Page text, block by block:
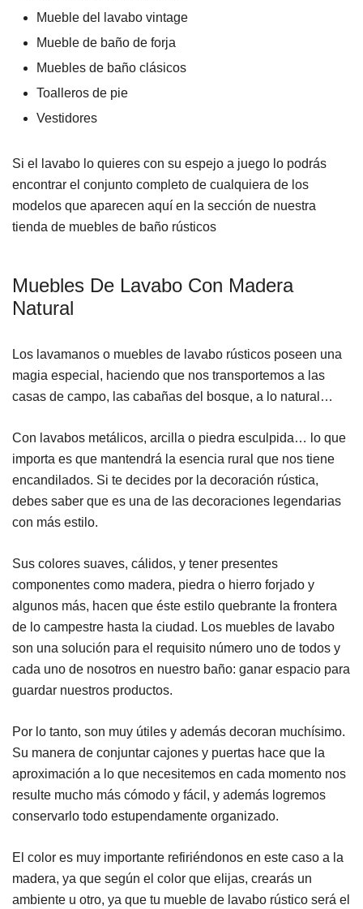
Mueble del lavabo vintage
Mueble de baño de forja
Muebles de baño clásicos
Toalleros de pie
Vestidores
Si el lavabo lo quieres con su espejo a juego lo podrás
encontrar el conjunto completo de cualquiera de los
modelos que aparecen aquí en la sección de nuestra
tienda de muebles de baño rústicos
Muebles De Lavabo Con Madera
Natural
Los lavamanos o muebles de lavabo rústicos poseen una
magia especial, haciendo que nos transportemos a las
casas de campo, las cabañas del bosque, a lo natural…
Con lavabos metálicos, arcilla o piedra esculpida… lo que
importa es que mantendrá la esencia rural que nos tiene
encandilados. Si te decides por la decoración rústica,
debes saber que es una de las decoraciones legendarias
con más estilo.
Sus colores suaves, cálidos, y tener presentes
componentes como madera, piedra o hierro forjado y
algunos más, hacen que éste estilo quebrante la frontera
de lo campestre hasta la ciudad. Los muebles de lavabo
son una solución para el requisito número uno de todos y
cada uno de nosotros en nuestro baño: ganar espacio para
guardar nuestros productos.
Por lo tanto, son muy útiles y además decoran muchísimo.
Su manera de conjuntar cajones y puertas hace que la
aproximación a lo que necesitemos en cada momento nos
resulte mucho más cómodo y fácil, y además logremos
conservarlo todo estupendamente organizado.
El color es muy importante refiriéndonos en este caso a la
madera, ya que según el color que elijas, crearás un
ambiente u otro, ya que tu mueble de lavabo rústico será el